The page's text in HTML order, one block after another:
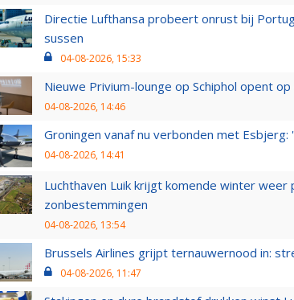
Directie Lufthansa probeert onrust bij
sussen
04-08-2026, 15:33
Nieuwe Privium-lounge op Schiphol opent
04-08-2026, 14:46
Groningen vanaf nu verbonden met
04-08-2026, 14:41
Luchthaven Luik krijgt komende winter weer
zonbestemmingen
04-08-2026, 13:54
Brussels Airlines grijpt ternauwernood in:
04-08-2026, 11:47